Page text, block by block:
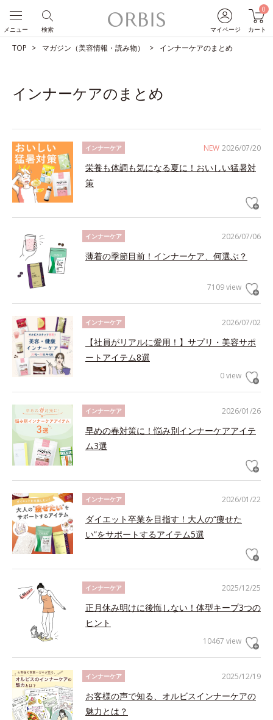
マイページ
0
カート
検索
メニュー
TOP マガジン（美容情報・読み物） インナーケアのまとめ
インナーケアのまとめ
NEW 2026/07/20
インナーケア
栄養も体調も気になる夏に！おいしい猛暑対
策
2026/07/06
インナーケア
薄着の季節目前！インナーケア、何選ぶ？
7109 view
2026/07/02
インナーケア
【社員がリアルに愛用！】サプリ・美容サポ
ートアイテム8選
0 view
2026/01/26
インナーケア
早めの春対策に！悩み別インナーケアアイテ
ム3選
2026/01/22
インナーケア
ダイエット卒業を目指す！大人の“痩せた
い”をサポートするアイテム5選
2025/12/25
インナーケア
正月休み明けに後悔しない！体型キープ3つの
ヒント
10467 view
2025/12/19
インナーケア
お客様の声で知る、オルビスインナーケアの
魅力とは？